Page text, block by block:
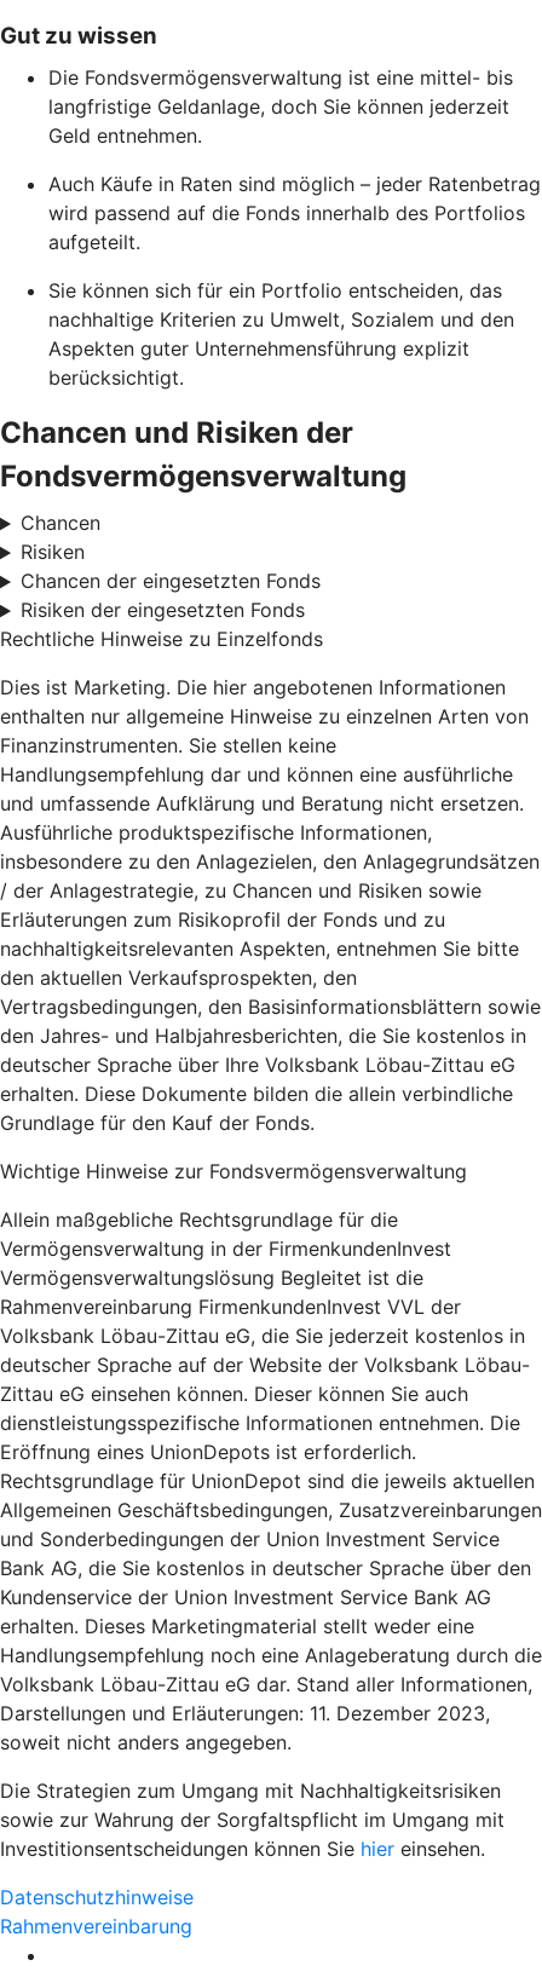
Gut zu wissen
Die Fondsvermögensverwaltung ist eine mittel- bis
langfristige Geldanlage, doch Sie können jederzeit
Geld entnehmen.
Auch Käufe in Raten sind möglich – jeder Ratenbetrag
wird passend auf die Fonds innerhalb des Portfolios
aufgeteilt.
Sie können sich für ein Portfolio entscheiden, das
nachhaltige Kriterien zu Umwelt, Sozialem und den
Aspekten guter Unternehmensführung explizit
berücksichtigt.
Chancen und Risiken der
Fondsvermögensverwaltung
Chancen
Risiken
Chancen der eingesetzten Fonds
Risiken der eingesetzten Fonds
Rechtliche Hinweise zu Einzelfonds
Dies ist Marketing. Die hier angebotenen Informationen
enthalten nur allgemeine Hinweise zu einzelnen Arten von
Finanzinstrumenten. Sie stellen keine
Handlungsempfehlung dar und können eine ausführliche
und umfassende Aufklärung und Beratung nicht ersetzen.
Ausführliche produktspezifische Informationen,
insbesondere zu den Anlagezielen, den Anlagegrundsätzen
/ der Anlagestrategie, zu Chancen und Risiken sowie
Erläuterungen zum Risikoprofil der Fonds und zu
nachhaltigkeitsrelevanten Aspekten, entnehmen Sie bitte
den aktuellen Verkaufsprospekten, den
Vertragsbedingungen, den Basisinformationsblättern sowie
den Jahres- und Halbjahresberichten, die Sie kostenlos in
deutscher Sprache über Ihre Volksbank Löbau-Zittau eG
erhalten. Diese Dokumente bilden die allein verbindliche
Grundlage für den Kauf der Fonds.
Wichtige Hinweise zur Fondsvermögensverwaltung
Allein maßgebliche Rechtsgrundlage für die
Vermögensverwaltung in der FirmenkundenInvest
Vermögensverwaltungslösung Begleitet ist die
Rahmenvereinbarung FirmenkundenInvest VVL der
Volksbank Löbau-Zittau eG, die Sie jederzeit kostenlos in
deutscher Sprache auf der Website der Volksbank Löbau-
Zittau eG einsehen können. Dieser können Sie auch
dienstleistungsspezifische Informationen entnehmen. Die
Eröffnung eines UnionDepots ist erforderlich.
Rechtsgrundlage für UnionDepot sind die jeweils aktuellen
Allgemeinen Geschäftsbedingungen, Zusatzvereinbarungen
und Sonderbedingungen der Union Investment Service
Bank AG, die Sie kostenlos in deutscher Sprache über den
Kundenservice der Union Investment Service Bank AG
erhalten. Dieses Marketingmaterial stellt weder eine
Handlungsempfehlung noch eine Anlageberatung durch die
Volksbank Löbau-Zittau eG dar. Stand aller Informationen,
Darstellungen und Erläuterungen: 11. Dezember 2023,
soweit nicht anders angegeben.
Die Strategien zum Umgang mit Nachhaltigkeitsrisiken
sowie zur Wahrung der Sorgfaltspflicht im Umgang mit
Investitionsentscheidungen können Sie hier einsehen.
Datenschutzhinweise
Rahmenvereinbarung